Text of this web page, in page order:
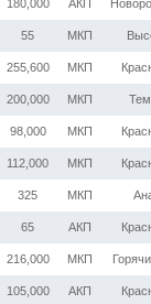
180,000 АКП
55 МКП
255,600 МКП
200,000 МКП
98,000 МКП
112,000 МКП
325 МКП
65 АКП
216,000 МКП
105,000 АКП